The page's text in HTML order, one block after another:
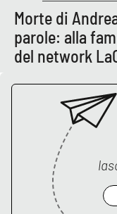
Cosenza
Lamezia Terme
PROGETTI
SPECIALI
Buona Sanità
CALABRIAVISIONE
Morte di
parole: alla
del network